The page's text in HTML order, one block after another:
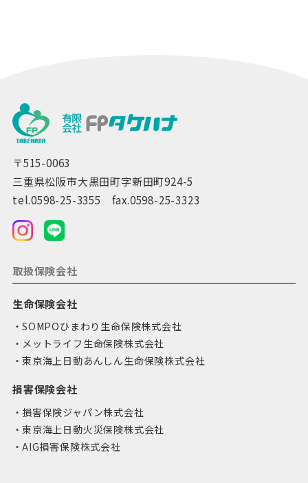
〒515-0063
三重県松阪市大黒田町字新田町924-5
tel.0598-25-3355 fax.0598-25-3323
取扱保険会社
生命保険会社
SOMPOひまわり生命保険株式会社
メットライフ生命保険株式会社
東京海上日動あんしん生命保険株式会社
損害保険会社
損害保険ジャパン株式会社
東京海上日動火災保険株式会社
AIG損害保険株式会社